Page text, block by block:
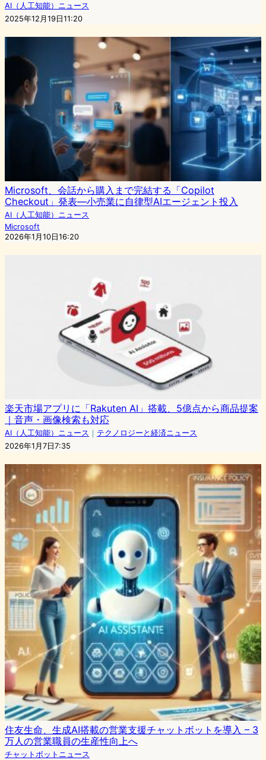
AI（人工知能）ニュース
2025年12月19日11:20
Microsoft、会話から購入まで完結する「Copilot
Checkout」発表―小売業に自律型AIエージェント投入
AI（人工知能）ニュース
Microsoft
2026年1月10日16:20
楽天市場アプリに「Rakuten AI」搭載、5億点から商品提案
｜音声・画像検索も対応
AI（人工知能）ニュース ｜ テクノロジーと経済ニュース
2026年1月7日7:35
住友生命、生成AI搭載の営業支援チャットボットを導入 – 3
万人の営業職員の生産性向上へ
チャットボットニュース